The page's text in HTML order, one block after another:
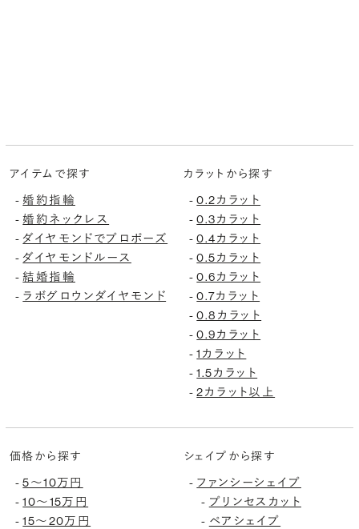
アイテムで探す
-婚約指輪
-婚約ネックレス
-ダイヤモンドでプロポーズ
-ダイヤモンドルース
-結婚指輪
- ラボグロウンダイヤモンド
カラットから探す
-0.2カラット
-0.3カラット
-0.4カラット
-0.5カラット
-0.6カラット
-0.7カラット
-0.8カラット
-0.9カラット
-1カラット
-1.5カラット
-2カラット以上
価格から探す
-5〜10万円
-10〜15万円
-15〜20万円
シェイプから探す
- ファンシーシェイプ
- プリンセスカット
- ペアシェイプ